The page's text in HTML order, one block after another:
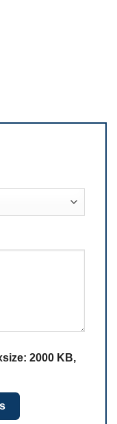
2000 KB,